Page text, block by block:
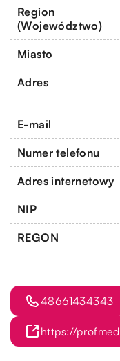
Region
(Województwo)
Miasto
Adres
E-mail
Numer telefonu
Adres internetowy
NIP
REGON
48661434343
https://